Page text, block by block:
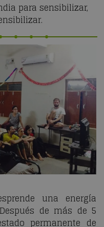
para sensibilizar,
una energía
de más de 5
permanente de